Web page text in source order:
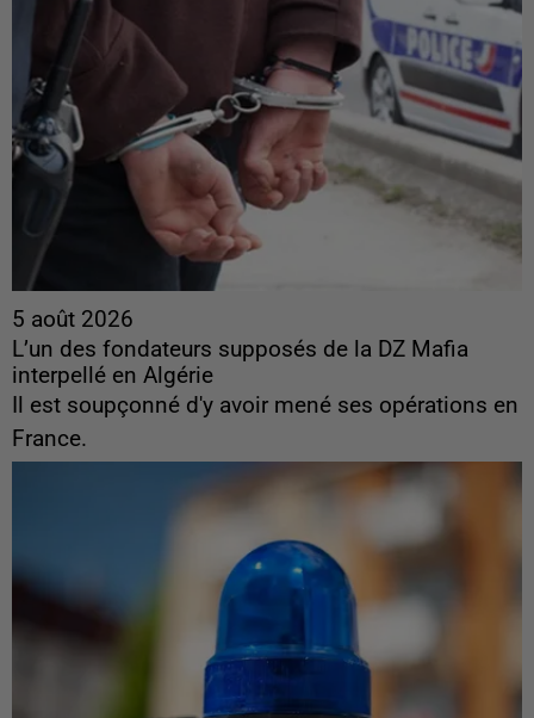
5 août 2026
L’un des fondateurs supposés de la DZ Mafia
interpellé en Algérie
Il est soupçonné d'y avoir mené ses opérations en
France.